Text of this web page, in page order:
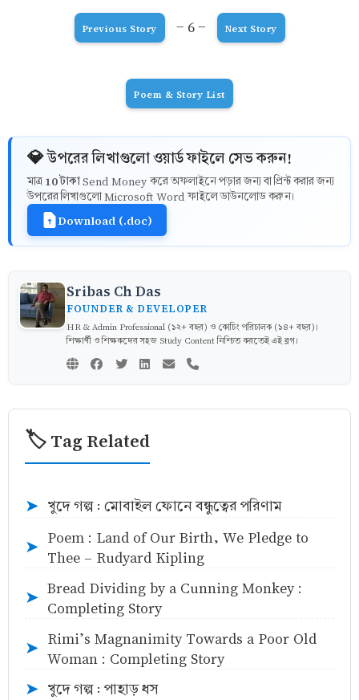
Previous Story - 6 - Next Story
Poem & Story List
💎 উপরের লিখাগুলো ওয়ার্ড ফাইলে সেভ করুন!
মাত্র 10 টাকাSend Money করে অফলাইনে পড়ার জন্য বা প্রিন্ট করার জন্য
উপরের লিখাগুলো Microsoft Word ফাইলে ডাউনলোড করুন।
Download (.doc)
Sribas Ch Das
FOUNDER & DEVELOPER
HR & Admin Professional (১২+ বছর) ও কোচিং পরিচালক (১৪+ বছর)।
শিক্ষার্থী ও শিক্ষকদের সহজ Study Content নিশ্চিত করতেই এই ব্লগ।
🏷️ Tag Related
➤ খুদে গল্প : মোবাইল ফোনে বন্ধুত্বের পরিণাম
➤
Poem : Land of Our Birth, We Pledge to
Thee - Rudyard Kipling
➤
Bread Dividing by a Cunning Monkey :
Completing Story
➤
Rimi’s Magnanimity Towards a Poor Old
Woman : Completing Story
➤ খুদে গল্প : পাহাড় ধস